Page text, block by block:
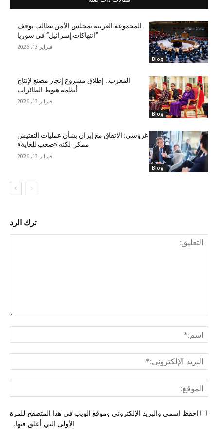
Blog
المجموعة العربية بمجلس الأمن تطالب بوقف
“انتهاكات إسرائيل” في سوريا
فبراير 13, 2026
Blog
المغرب.. إطلاق مشروع إنجاز مصنع لإنتاج
أنظمة هبوط الطائرات
فبراير 13, 2026
Blog
غروسي: الاتفاق مع إيران بشأن عمليات التفتيش
ممكن لكنه «صعب للغاية»
فبراير 13, 2026
ترك الرد
احفظ اسمي والبريد الإلكتروني وموقع الويب في هذا المتصفح للمرة
الأولى التي أعلق فيها.